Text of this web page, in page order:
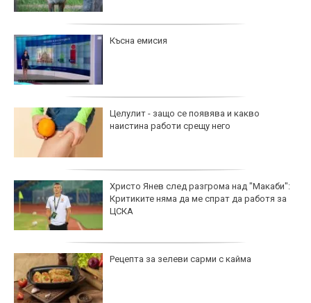
Късна емисия
Целулит - защо се появява и какво
наистина работи срещу него
Христо Янев след разгрома над "Макаби":
Критиките няма да ме спрат да работя за
ЦСКА
Рецепта за зелеви сарми с кайма